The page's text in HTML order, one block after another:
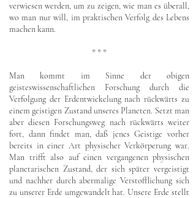
verwiesen werden, um zu zeigen, wie man es überall,
wo man nur will, im praktischen Verfolg des Lebens
machen kann.
* * *
Man kommt im Sinne der obigen
geisteswissenschaftlichen Forschung durch die
Verfolgung der Erdentwickelung nach rückwärts zu
einem geistigen Zustand unseres Planeten. Setzt man
aber diesen Forschungsweg nach rückwärts weiter
fort, dann findet man, daß jenes Geistige vorher
bereits in einer Art physischer Verkörperung war.
Man trifft also auf einen vergangenen physischen
planetarischen Zustand, der sich später vergeistigt
und nachher durch abermalige Verstofflichung sich
zu unserer Erde umgewandelt hat. Unsere Erde stellt